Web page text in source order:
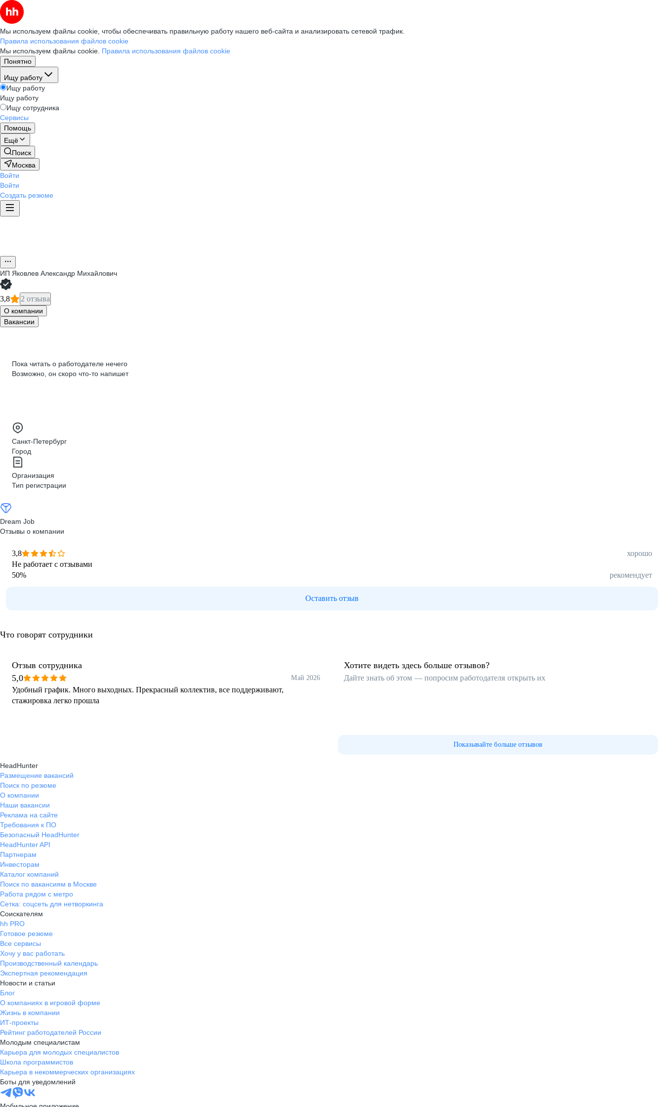
Мы используем файлы cookie, чтобы обеспечивать правильную работу нашего веб-сайта и анализировать сетевой трафик.
Правила использования файлов cookie
Мы используем файлы cookie. Правила использования файлов cookie
Понятно
Ищу работу
Ищу работу
Ищу работу
Ищу сотрудника
Сервисы
Помощь
Ещё
Поиск
Москва
Войти
Войти
Создать резюме
ИП Яковлев Александр Михайлович
3,8 2 отзыва
О компании
Вакансии
Пока читать о работодателе нечего
Возможно, он скоро что‑то напишет
Санкт-Петербург
Город
Организация
Тип регистрации
Dream Job
Отзывы о компании
3,8
хорошо
Не работает с отзывами
50% рекомендует
Оставить отзыв
Что говорят сотрудники
Отзыв сотрудника
5,0
Май 2026
Удобный график. Много выходных. Прекрасный коллектив, все поддерживают,
стажировка легко прошла
Хотите видеть здесь больше отзывов?
Дайте знать об этом — попросим работодателя открыть их
Показывайте больше отзывов
HeadHunter
Размещение вакансий
Поиск по резюме
О компании
Наши вакансии
Реклама на сайте
Требования к ПО
Безопасный HeadHunter
HeadHunter API
Партнерам
Инвесторам
Каталог компаний
Поиск по вакансиям в Москве
Работа рядом с метро
Сетка: соцсеть для нетворкинга
Соискателям
hh PRO
Готовое резюме
Все сервисы
Хочу у вас работать
Производственный календарь
Экспертная рекомендация
Новости и статьи
Блог
О компаниях в игровой форме
Жизнь в компании
ИТ-проекты
Рейтинг работодателей России
Молодым специалистам
Карьера для молодых специалистов
Школа программистов
Карьера в некоммерческих организациях
Боты для уведомлений